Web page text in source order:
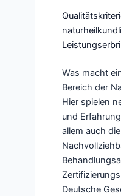
Was macht
Bereich der
Hier spielen
und
allem auch
Deutsche